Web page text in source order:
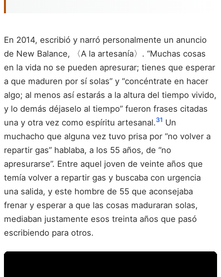
En 2014, escribió y narró personalmente un anuncio
de New Balance, 〈A la artesanía〉. “Muchas cosas
en la vida no se pueden apresurar; tienes que esperar
a que maduren por sí solas” y “concéntrate en hacer
algo; al menos así estarás a la altura del tiempo vivido,
y lo demás déjaselo al tiempo” fueron frases citadas
una y otra vez como espíritu artesanal.31 Un
muchacho que alguna vez tuvo prisa por “no volver a
repartir gas” hablaba, a los 55 años, de “no
apresurarse”. Entre aquel joven de veinte años que
temía volver a repartir gas y buscaba con urgencia
una salida, y este hombre de 55 que aconsejaba
frenar y esperar a que las cosas maduraran solas,
mediaban justamente esos treinta años que pasó
escribiendo para otros.